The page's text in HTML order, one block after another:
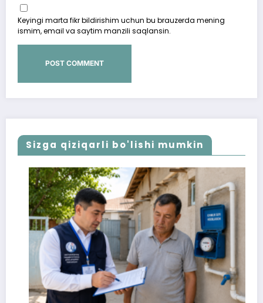
Keyingi marta fikr bildirishim uchun bu brauzerda mening
ismim, email va saytim manzili saqlansin.
Sizga qiziqarli bo'lishi mumkin